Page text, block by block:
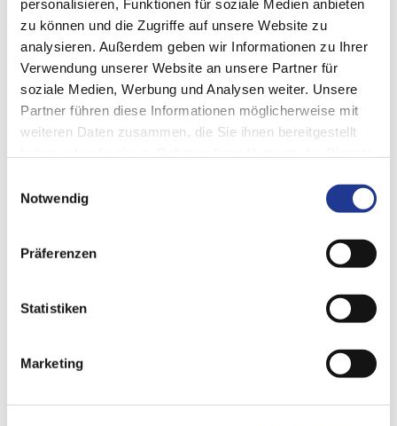
personalisieren, Funktionen für soziale Medien anbieten
zu können und die Zugriffe auf unsere Website zu
analysieren. Außerdem geben wir Informationen zu Ihrer
Verwendung unserer Website an unsere Partner für
soziale Medien, Werbung und Analysen weiter. Unsere
Partner führen diese Informationen möglicherweise mit
weiteren Daten zusammen, die Sie ihnen bereitgestellt
Notwendig
Präferenzen
Statistiken
Marketing